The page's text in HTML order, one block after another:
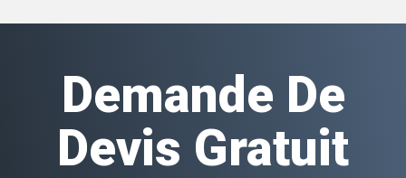
Demande De
Devis Gratuit